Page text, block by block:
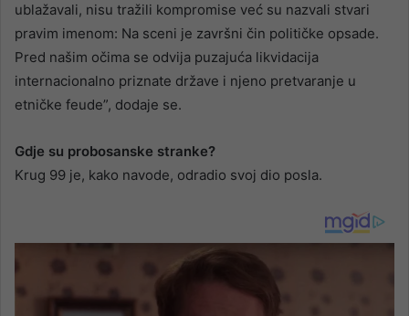
ublažavali, nisu tražili kompromise već su nazvali stvari
pravim imenom: Na sceni je završni čin političke opsade.
Pred našim očima se odvija puzajuća likvidacija
internacionalno priznate države i njeno pretvaranje u
etničke feude”, dodaje se.
Gdje su probosanske stranke?
Krug 99 je, kako navode, odradio svoj dio posla.